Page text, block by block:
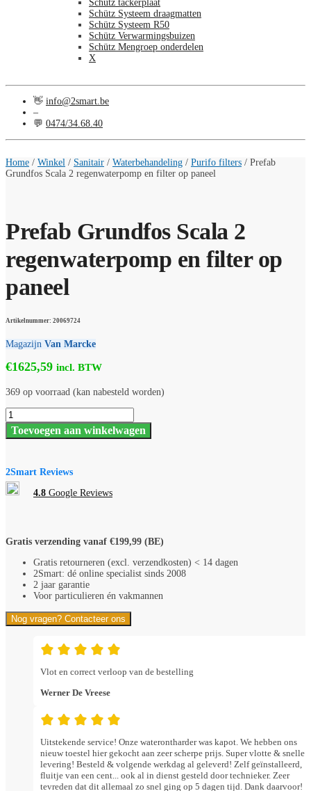
Schütz tackerplaat
Schütz Systeem draagmatten
Schütz Systeem R50
Schütz Verwarmingsbuizen
Schütz Mengroep onderdelen
X
👋 info@2smart.be
–
💬 0474/34.68.40
Home / Winkel / Sanitair / Waterbehandeling / Purifo filters / Prefab
Grundfos Scala 2 regenwaterpomp en filter op paneel
Prefab Grundfos Scala 2
regenwaterpomp en filter op
paneel
Artikelnummer: 20069724
Magazijn Van Marcke
€1625,59 incl. BTW
369 op voorraad (kan nabesteld worden)
Prefab
Grundfos
Scala
en
filter
op
Toevoegen aan winkelwagen
2Smart Reviews
4.8 Google Reviews
Gratis verzending vanaf €199,99 (BE)
Gratis retourneren (excl. verzendkosten) < 14 dagen
2Smart: dé online specialist sinds 2008
2 jaar garantie
Voor particulieren én vakmannen
Nog vragen? Contacteer ons
Vlot en correct verloop van de bestelling
Werner De Vreese
Uitstekende service! Onze waterontharder was kapot. We hebben ons
nieuw toestel hier gekocht aan zeer scherpe prijs. Super vlotte & snelle
levering! Besteld & volgende werkdag al geleverd! Zelf geïnstalleerd,
fluitje van een cent... ook al in dienst gesteld door technieker. Zeer
tevreden dat dit allemaal zo snel ging op 5 dagen tijd. Dank daarvoor!